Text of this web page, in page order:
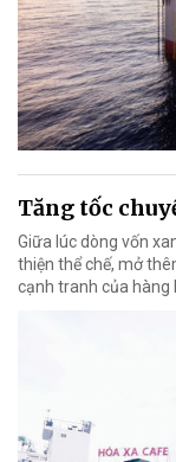
Tăng tốc
Giữa lúc dòng vốn
thiện thể chế, mở
cạnh tranh của hàng